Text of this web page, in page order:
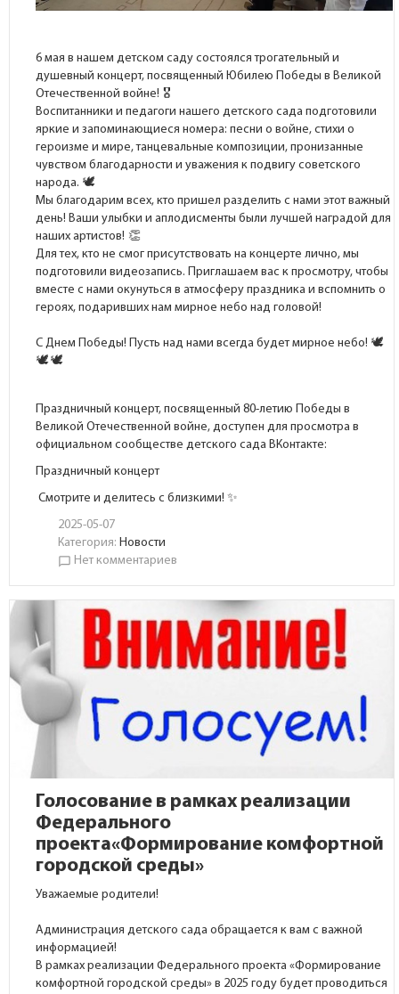
6 мая в нашем детском саду состоялся трогательный и
душевный концерт, посвященный Юбилею Победы в Великой
Отечественной войне!
Воспитанники и педагоги нашего детского сада подготовили
яркие и запоминающиеся номера: песни о войне, стихи о
героизме и мире, танцевальные композиции, пронизанные
чувством благодарности и уважения к подвигу советского
народа.
Мы благодарим всех, кто пришел разделить с нами этот важный
день! Ваши улыбки и аплодисменты были лучшей наградой для
наших артистов!
Для тех, кто не смог присутствовать на концерте лично, мы
подготовили видеозапись. Приглашаем вас к просмотру, чтобы
вместе с нами окунуться в атмосферу праздника и вспомнить о
героях, подаривших нам мирное небо над головой!
С Днем Победы! Пусть над нами всегда будет мирное небо!
Праздничный концерт, посвященный 80-летию Победы в
Великой Отечественной войне, доступен для просмотра в
официальном сообществе детского сада ВКонтакте:
Праздничный концерт
Смотрите и делитесь с близкими! ✨
2025-05-07
Категория:Новости
chat_bubble_outline Нет комментариев
Голосование в рамках реализации
Федерального
проекта«Формирование комфортной
городской среды»
Уважаемые родители!
Администрация детского сада обращается к вам с важной
информацией!
В рамках реализации Федерального проекта «Формирование
комфортной городской среды» в 2025 году будет проводиться